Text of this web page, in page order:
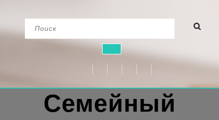
Перейти
к
содержимому
Кнопка
Открыть
Семейный